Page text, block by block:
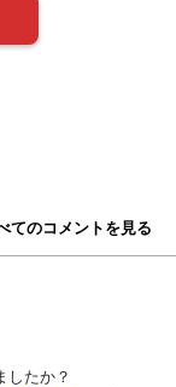
てのコメントを見る
したか？